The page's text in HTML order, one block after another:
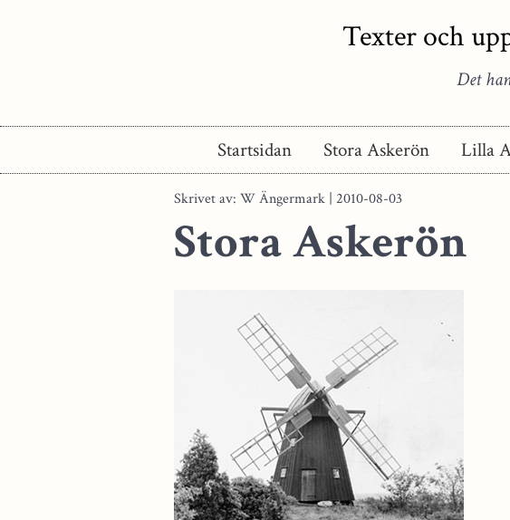
Texter och
Det
Startsidan Stora Askerön Lilla
Skrivet av: W Ängermark | 2010-08-03
Stora Askerön